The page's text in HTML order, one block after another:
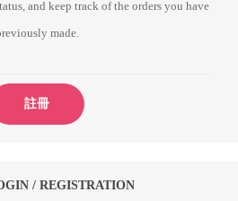
and keep track of the orders you have
made.
註冊
/ REGISTRATION